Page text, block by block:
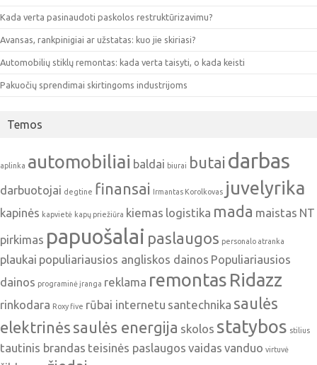
Kada verta pasinaudoti paskolos restruktūrizavimu?
Avansas, rankpinigiai ar užstatas: kuo jie skiriasi?
Automobilių stiklų remontas: kada verta taisyti, o kada keisti
Pakuočių sprendimai skirtingoms industrijoms
Temos
aplinka automobiliai baldai biurai butai darbas
darbuotojai degtine finansai Irmantas Korolkovas juvelyrika
kapinės kapvietė kapų priežiūra kiemas logistika mada maistas NT
pirkimas papuošalai paslaugos personalo atranka
plaukai populiariausios angliskos dainos Populiariausios
dainos programinė įranga reklama remontas Ridazz
rinkodara Roxy five rūbai internetu santechnika saulės
elektrinės saulės energija skolos statybos stilius
tautinis brandas teisinės paslaugos vaidas vanduo virtuvė